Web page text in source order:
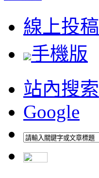
線上投稿
手機版
站內搜索
Google